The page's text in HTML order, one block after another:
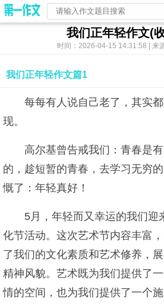
我们正年轻作文(
时间：2026-04-15 14:31:58 | 来
我们正年轻作文篇1
每每有人说自己老了，其实
现。
高尔基曾告戒我们：青春是
的，趁短暂的青春，去学习无穷
慨了：年轻真好！
5月，年轻而又幸运的我们迎
化节活动。这次艺术节内容丰富
了我们的文化素质和艺术修养，
精神风貌。艺术既为我们提供了
情的空间，也为我们提供了一个